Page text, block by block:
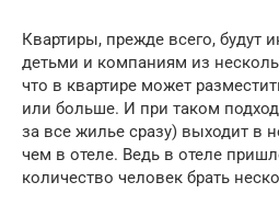
Квартиры, прежде всего, будут
детьми и компаниям из
что в квартире может
или больше. И при таком
за все жилье сразу) выходит в
чем в отеле. Ведь в отеле
количество человек брать